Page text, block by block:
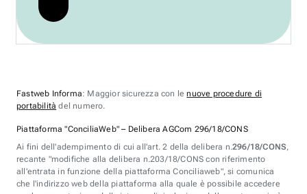
Fastweb Informa: Maggior sicurezza con lenuove procedure di
portabilità del numero.
Piattaforma "ConciliaWeb" – Delibera AGCom 296/18/CONS
Ai fini dell'adempimento di cui all'art. 2 della delibera n.296/18/CONS,
recante "modifiche alla delibera n.203/18/CONS con riferimento
all'entrata in funzione della piattaforma Conciliaweb", si comunica
che l'indirizzo web della piattaforma alla quale è possibile accedere